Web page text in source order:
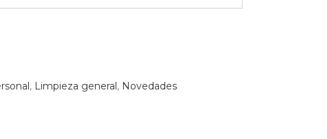
, Limpieza general, Novedades